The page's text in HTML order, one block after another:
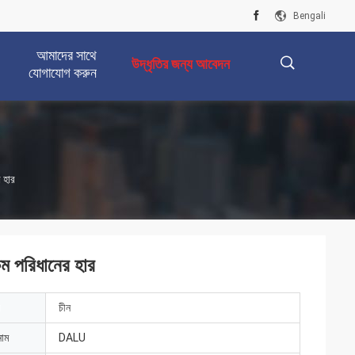
Bengali
আমাদের সাথে
যোগাযোগ করুন
উদ্ধৃতির জন্য আবেদন
হার
চীন
DALU